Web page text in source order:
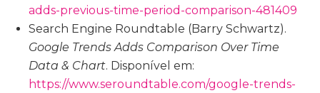
adds-previous-time-period-comparison-481409
Search Engine Roundtable (Barry Schwartz).
Google Trends Adds Comparison Over Time
Data & Chart. Disponível em:
https://www.seroundtable.com/google-trends-